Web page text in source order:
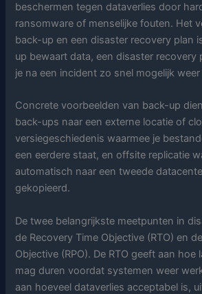
beschermen tegen dataverlies door
ransomware of menselijke fouten. Het
back-up en een disaster recovery plan
up bewaart data, een disaster recovery
je na een incident zo snel mogelijk
Concrete voorbeelden van back-up
back-ups naar een externe locatie of
versiegeschiedenis waarmee je
een eerdere staat, en offsite replicatie
automatisch naar een tweede
gekopieerd.
De twee belangrijkste meetpunten in
de Recovery Time Objective (RTO) en
Objective (RPO). De RTO geeft aan hoe
mag duren voordat systemen weer
aan hoeveel dataverlies acceptabel is,